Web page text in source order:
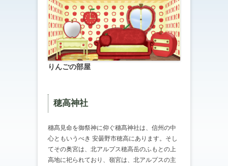
りんごの部屋
穂高神社
穗髙見命を御祭神に仰ぐ穗髙神社は、信州の中
心ともいうべき 安曇野市穂高にあります。そし
てその奥宮は、北アルプス穂高岳のふもとの上
高地に祀られており、嶺宮は、北アルプスの主